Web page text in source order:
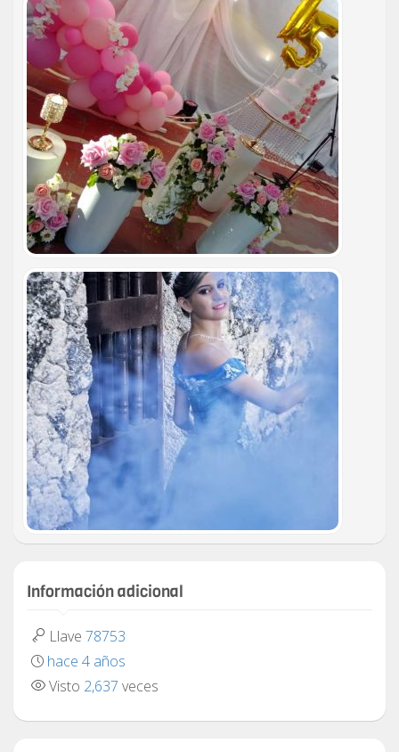
Información adicional
Llave 78753
hace 4 años
Visto 2,637 veces